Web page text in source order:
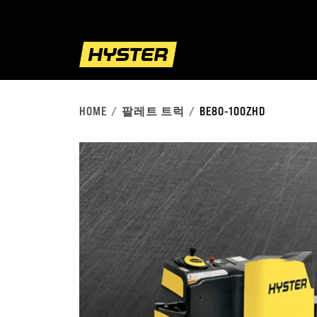
HOME 팔레트 트럭 BE80-100ZHD